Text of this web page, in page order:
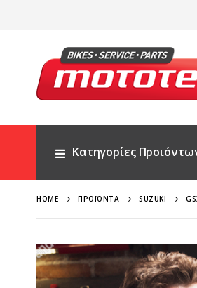
Κατηγορίες
HOME ΠΡΟΪΌΝΤΑ SUZUKI